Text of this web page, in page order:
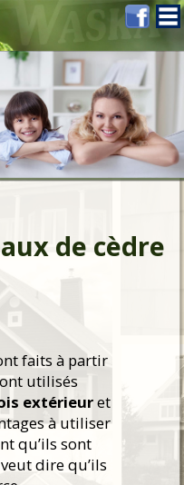
de cèdre
faits à partir
utilisés
extérieuret
à utiliser
qu’ils sont
dire qu’ils